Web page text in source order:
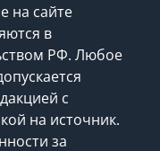
на сайте
в
РФ. Любое
с
на источник.
за